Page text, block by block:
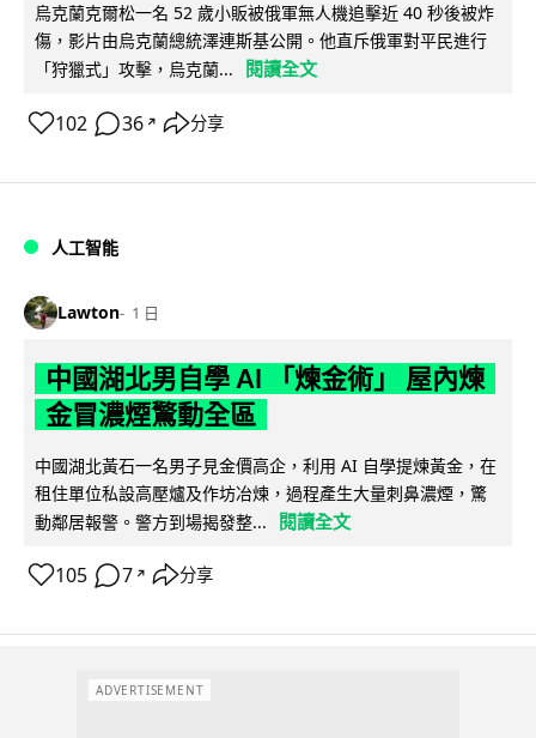
烏克蘭克爾松一名 52 歲小販被俄軍無人機追擊近 40 秒後被炸
傷，影片由烏克蘭總統澤連斯基公開。他直斥俄軍對平民進行
「狩獵式」攻擊，烏克蘭...
閱讀全文
102 36 ↗ 分享
人工智能
Lawton 1 日
中國湖北男自學 AI 「煉金術」 屋內煉
金冒濃煙驚動全區
中國湖北黃石一名男子見金價高企，利用 AI 自學提煉黃金，在
租住單位私設高壓爐及作坊冶煉，過程產生大量刺鼻濃煙，驚
動鄰居報警。警方到場揭發整...
閱讀全文
105 7 ↗ 分享
ADVERTISEMENT